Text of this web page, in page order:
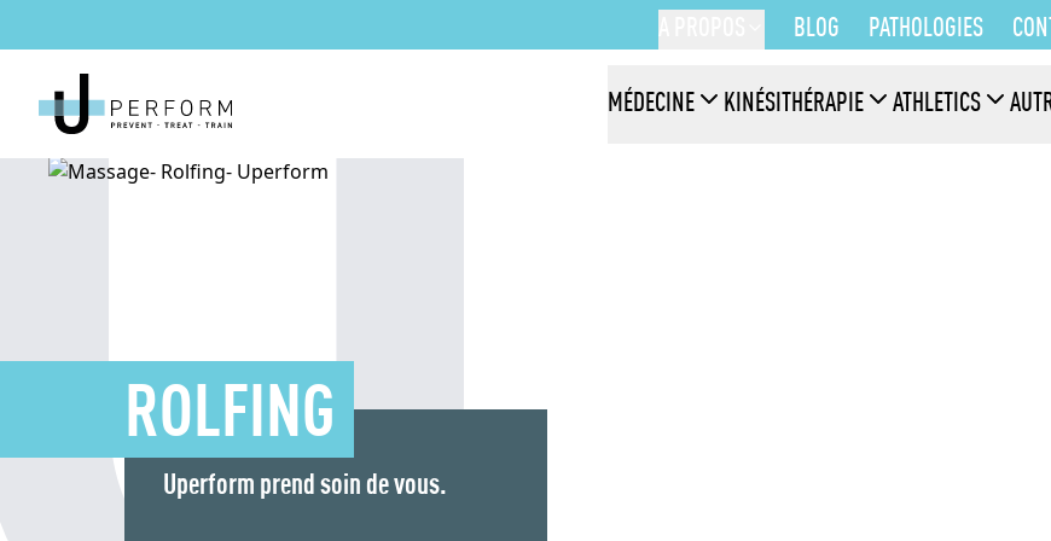
BLOG PATHOLOGIES
MÉDECINE KINÉSITHÉRAPIE ATHLETICS
ROLFING
Uperform prend soin de vous.